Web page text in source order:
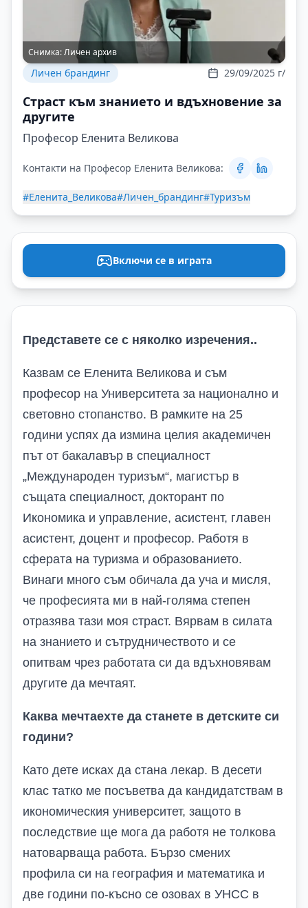
Снимка:Личен архив
Личен брандинг 29/09/2025 г/
Страст към знанието и вдъхновение за
другите
Професор Еленита Великова
Контакти на Професор Еленита Великова:
#Еленита_Великова#Личен_брандинг#Туризъм
Включи се в играта
Представете се с няколко изречения..
Казвам се Еленита Великова и съм
професор на Университета за национално и
световно стопанство. В рамките на 25
години успях да измина целия академичен
път от бакалавър в специалност
„Международен туризъм“, магистър в
същата специалност, докторант по
Икономика и управление, асистент, главен
асистент, доцент и професор. Работя в
сферата на туризма и образованието.
Винаги много съм обичала да уча и мисля,
че професията ми в най-голяма степен
отразява тази моя страст. Вярвам в силата
на знанието и сътрудничеството и се
опитвам чрез работата си да вдъхновявам
другите да мечтаят.
Каква мечтаехте да станете в детските си
години?
Като дете исках да стана лекар. В десети
клас татко ме посъветва да кандидатствам в
икономическия университет, защото в
последствие ще мога да работя не толкова
натоварваща работа. Бързо смених
профила си на география и математика и
две години по-късно се озовах в УНСС в